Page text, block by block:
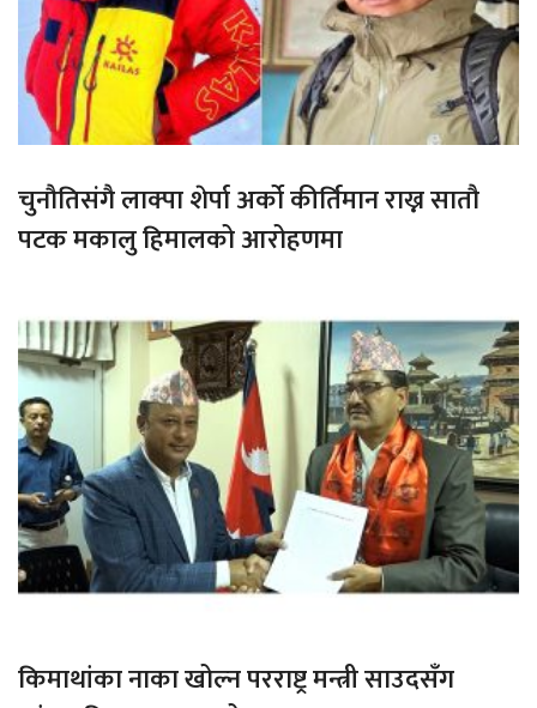
चुनौतिसंगै लाक्पा शेर्पा अर्को कीर्तिमान राख्न सातौ
पटक मकालु हिमालको आरोहणमा
किमाथांका नाका खोल्न परराष्ट्र मन्त्री साउदसँग